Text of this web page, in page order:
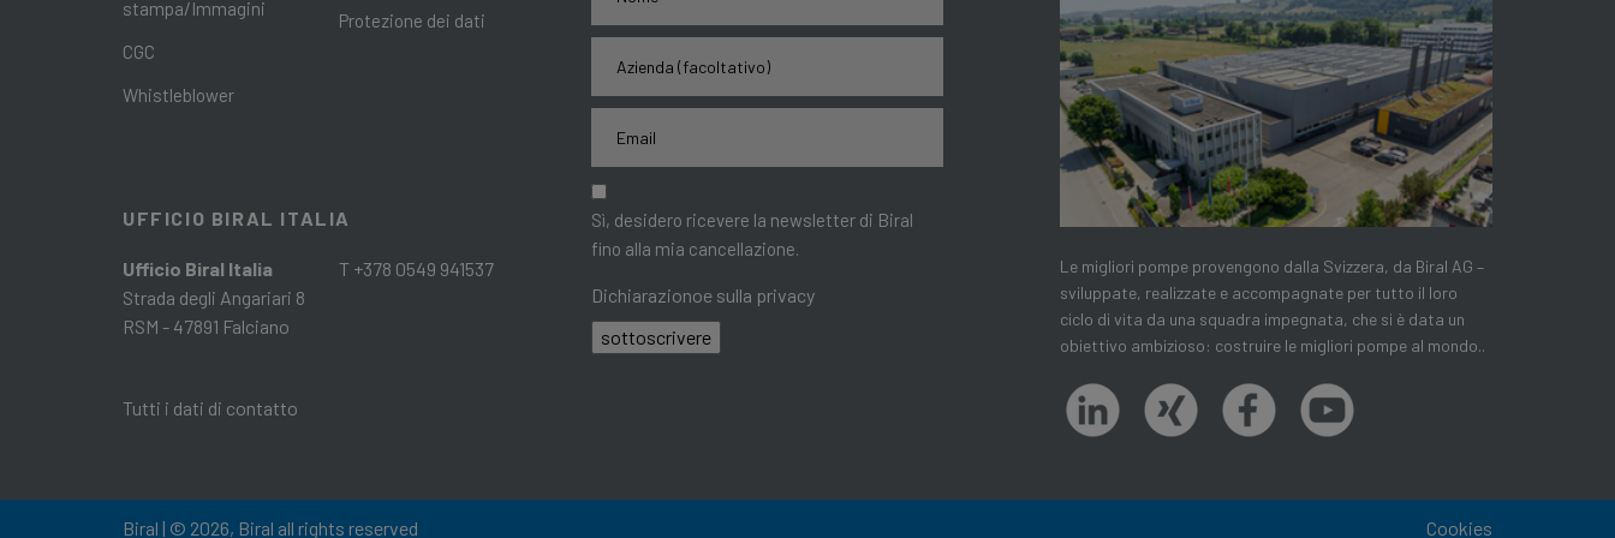
stampa/Immagini
CGC
Whistleblower
Protezione dei dati
UFFICIO BIRAL ITALIA
Ufficio Biral Italia
Strada degli Angariari 8
RSM - 47891 Falciano
Tutti i dati di contatto
T +378 0549 941537
Sì, desidero ricevere la newsletter di Biral
fino alla mia cancellazione.
Dichiarazionoe sulla privacy
sottoscrivere
Le migliori pompe provengono dalla Svizzera, da Biral AG –
sviluppate, realizzate e accompagnate per tutto il loro
ciclo di vita da una squadra impegnata, che si è data un
obiettivo ambizioso: costruire le migliori pompe al mondo..
Biral | © 2026, Biral all rights reserved Cookies